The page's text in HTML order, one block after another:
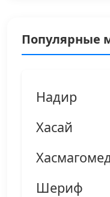
Популярные
Надир
Хасай
Шериф